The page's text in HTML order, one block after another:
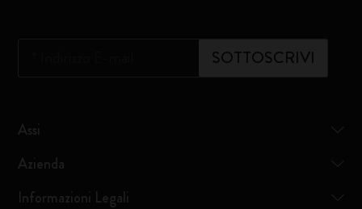
SOTTOSCRIVI
Assi
Azienda
Informazioni Legali